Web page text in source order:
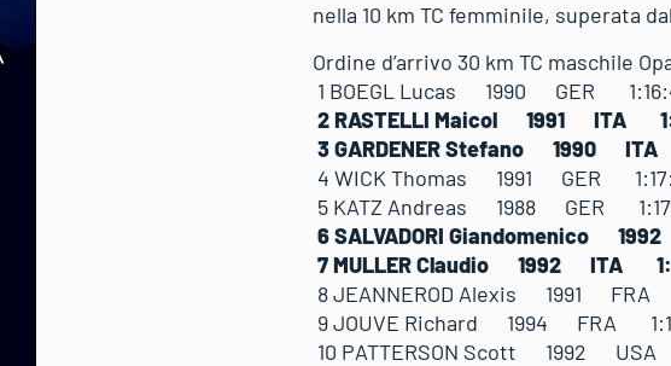
nella 10 km TC femminile, superata
Ordine d’arrivo 30 km TC maschile
1 BOEGL Lucas 1990 GER
2 RASTELLI Maicol 1991 ITA
3 GARDENER Stefano 1990
4 WICK Thomas 1991 GER
5 KATZ Andreas 1988 GER
6 SALVADORI Giandomenico
7 MULLER Claudio 1992 ITA
8 JEANNEROD Alexis 1991
9 JOUVE Richard 1994 FRA
10 PATTERSON Scott 1992